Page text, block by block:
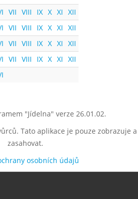
VII VIII IX X XI XII
VII VIII IX X XI XII
VII VIII IX X XI XII
VII VIII IX X XI XII
"Jídelna" verze 26.01.02.
Tato aplikace je pouze zobrazuje
zasahovat.
osobních údajů